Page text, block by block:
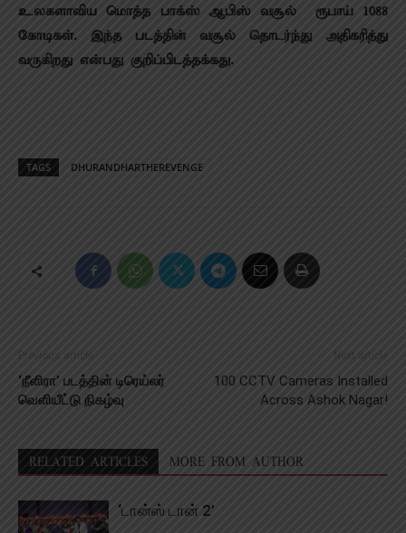
உலகளாவிய மொத்த பாக்ஸ் ஆபிஸ் வசூல் – ரூபாய் 1088
கோடிகள். இந்த படத்தின் வசூல் தொடர்ந்து அதிகரித்து
வருகிறது என்பது குறிப்பிடத்தக்கது.
TAGS DHURANDHARTHEREVENGE
Previous article
‘நீளிரா’ படத்தின் டிரெய்லர்
வெளியீட்டு நிகழ்வு
Next article
100 CCTV Cameras Installed
Across Ashok Nagar!
RELATED ARTICLES MORE FROM AUTHOR
‘டான்ஸ் டான் 2’